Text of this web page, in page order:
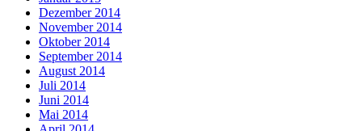
Dezember 2014
November 2014
Oktober 2014
September 2014
August 2014
Juli 2014
Juni 2014
Mai 2014